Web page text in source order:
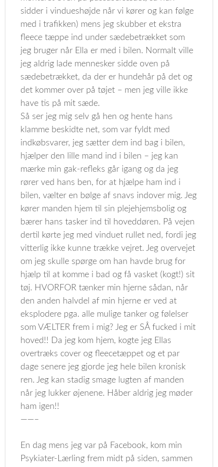
sidder i vindueshøjde når vi kører og kan følge
med i trafikken) mens jeg skubber et ekstra
fleece tæppe ind under sædebetrækket som
jeg bruger når Ella er med i bilen. Normalt ville
jeg aldrig lade mennesker sidde oven på
sædebetrækket, da der er hundehår på det og
det kommer over på tøjet – men jeg ville ikke
have tis på mit sæde.
Så ser jeg mig selv gå hen og hente hans
klamme beskidte net, som var fyldt med
indkøbsvarer, jeg sætter dem ind bag i bilen,
hjælper den lille mand ind i bilen – jeg kan
mærke min gak-refleks går igang og da jeg
rører ved hans ben, for at hjælpe ham ind i
bilen, vælter en bølge af snavs indover mig. Jeg
kører manden hjem til sin plejehjemsbolig og
bærer hans tasker ind til hoveddøren. På vejen
dertil kørte jeg med vinduet rullet ned, fordi jeg
vitterlig ikke kunne trække vejret. Jeg overvejet
om jeg skulle spørge om han havde brug for
hjælp til at komme i bad og få vasket (kogt!) sit
tøj. HVORFOR tænker min hjerne sådan, når
den anden halvdel af min hjerne er ved at
eksplodere pga. alle mulige tanker og følelser
som VÆLTER frem i mig? Jeg er SÅ fucked i mit
hoved!! Da jeg kom hjem, kogte jeg Ellas
overtræks cover og fleecetæppet og et par
dage senere jeg gjorde jeg hele bilen kronisk
ren. Jeg kan stadig smage lugten af manden
når jeg lukker øjenene. Håber aldrig jeg møder
ham igen!!
——–
En dag mens jeg var på Facebook, kom min
Psykiater-Lærling frem midt på siden, sammen